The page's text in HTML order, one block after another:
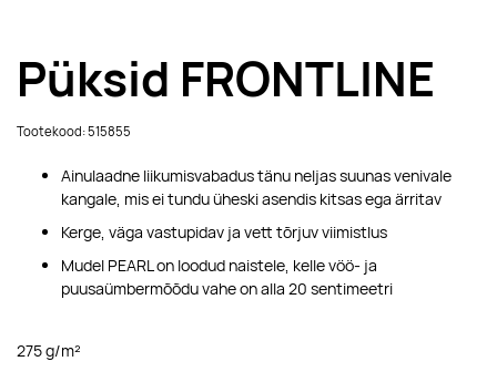
Püksid FRONTLINE
Tootekood: 515855
Ainulaadne liikumisvabadus tänu neljas suunas venivale
kangale, mis ei tundu üheski asendis kitsas ega ärritav
Kerge, väga vastupidav ja vett tõrjuv viimistlus
Mudel PEARL on loodud naistele, kelle vöö- ja
puusaümbermõõdu vahe on alla 20 sentimeetri
275 g/m²